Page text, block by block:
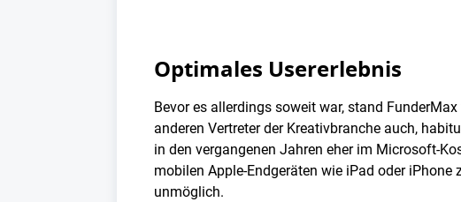
Optimales Usererlebnis
Bevor es allerdings soweit war, stand
anderen Vertreter der Kreativbranche auch,
in den vergangenen Jahren eher im Microsoft-
mobilen Apple-Endgeräten wie iPad oder
unmöglich.